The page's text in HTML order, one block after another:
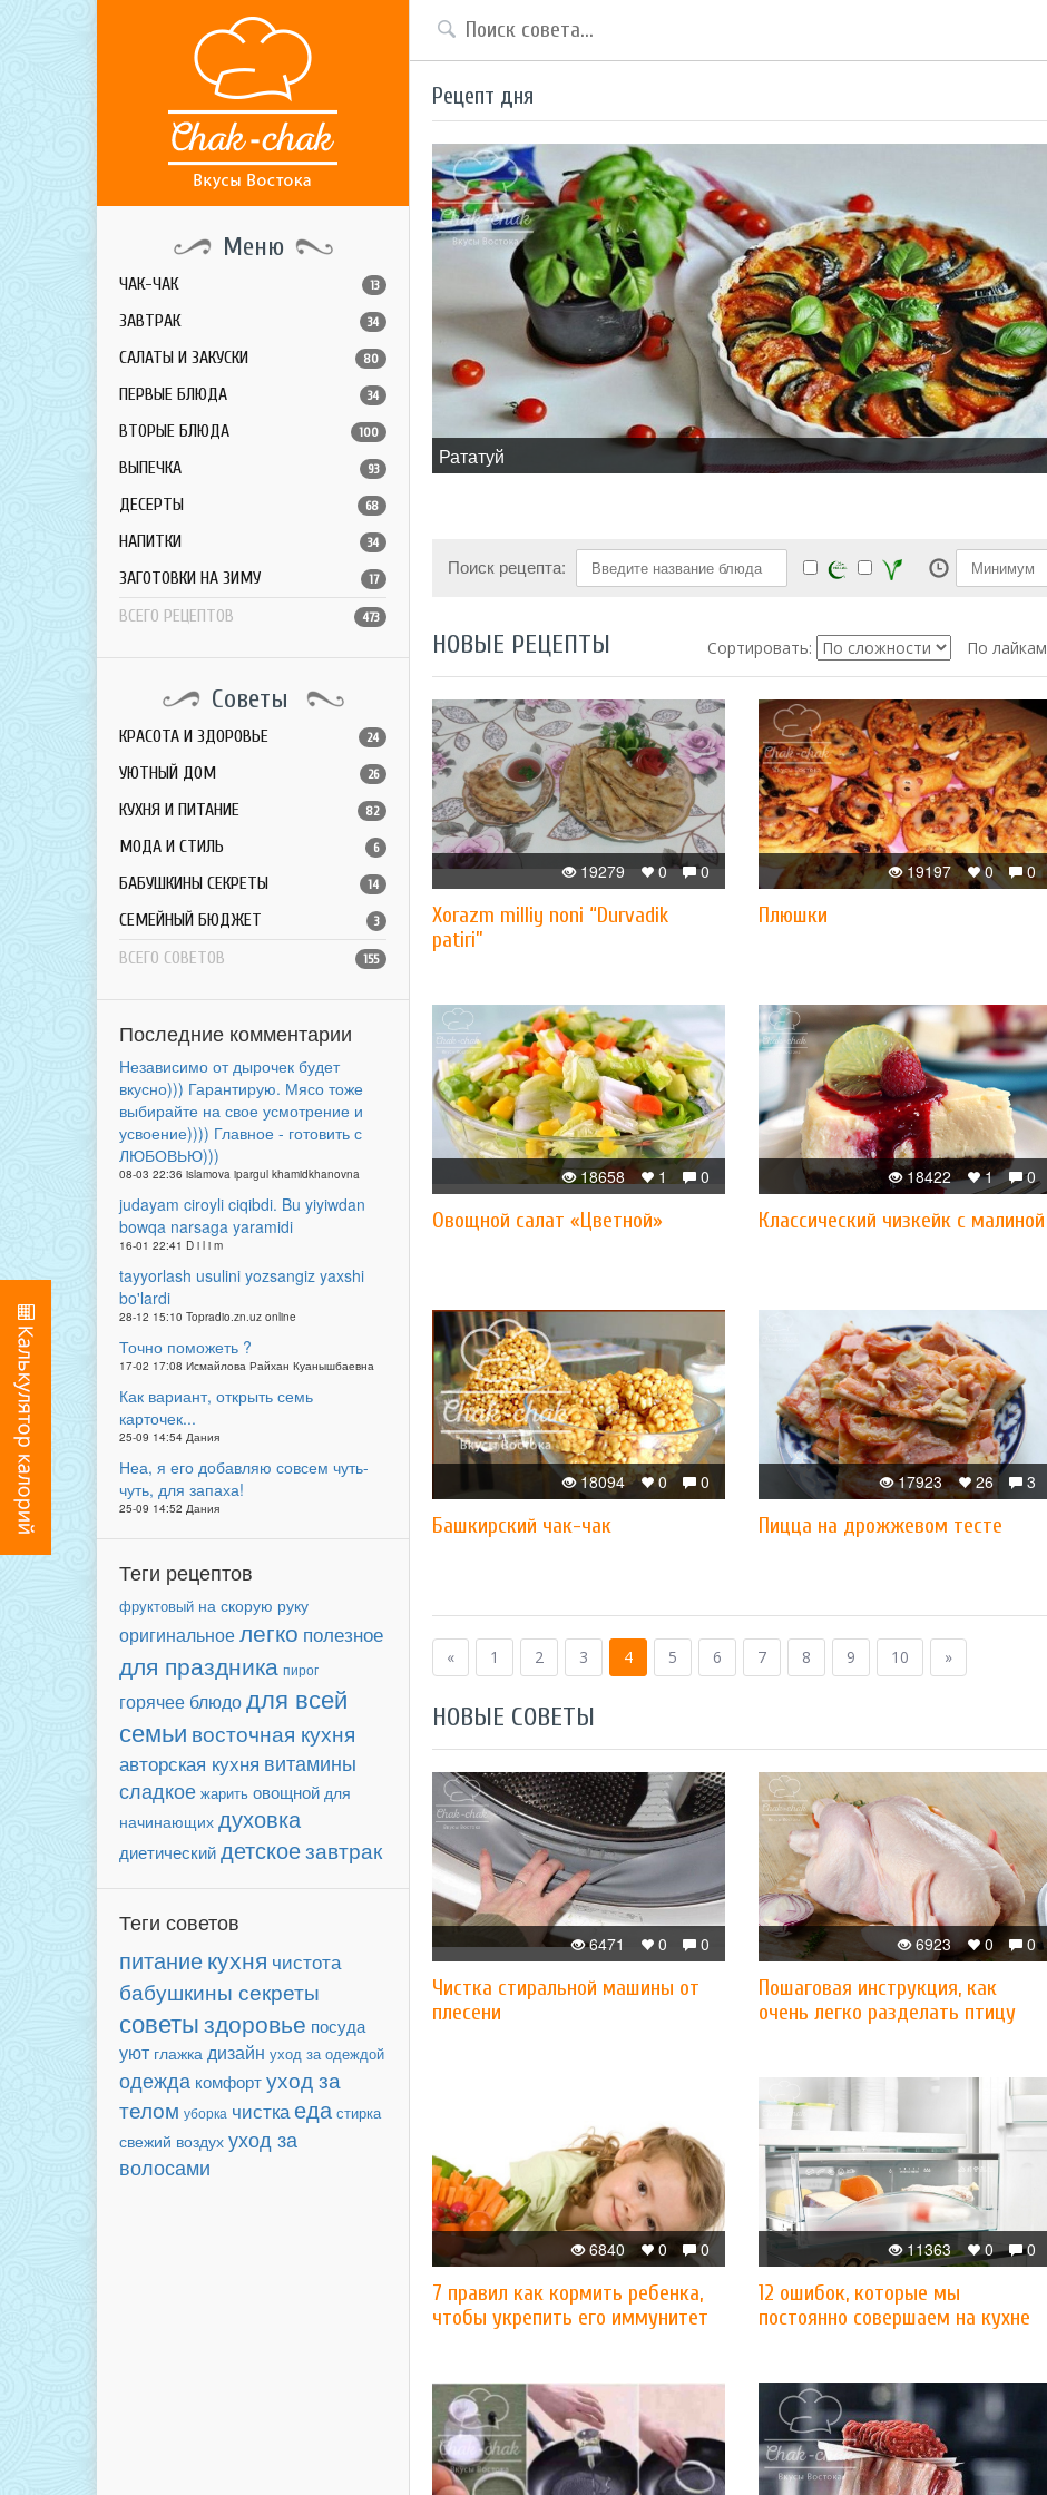
Меню
ЧАК-ЧАК 13
ЗАВТРАК 34
САЛАТЫ И ЗАКУСКИ 80
ПЕРВЫЕ БЛЮДА 34
ВТОРЫЕ БЛЮДА 100
ВЫПЕЧКА 93
ДЕСЕРТЫ 68
НАПИТКИ 34
ЗАГОТОВКИ НА ЗИМУ 17
ВСЕГО РЕЦЕПТОВ 473
Советы
КРАСОТА И ЗДОРОВЬЕ 24
УЮТНЫЙ ДОМ 26
КУХНЯ И ПИТАНИЕ 82
МОДА И СТИЛЬ 6
БАБУШКИНЫ СЕКРЕТЫ 14
СЕМЕЙНЫЙ БЮДЖЕТ 3
ВСЕГО СОВЕТОВ 155
Последние комментарии
Независимо от дырочек будет
вкусно))) Гарантирую. Мясо тоже
выбирайте на свое усмотрение и
усвоение)))) Главное - готовить с
ЛЮБОВЬЮ)))
08-03 22:36 islamova ipargul khamidkhanovna
judayam ciroyli ciqibdi. Bu yiyiwdan
bowqa narsaga yaramidi
16-01 22:41 D i l i m
tayyorlash usulini yozsangiz yaxshi
bo'lardi
28-12 15:10 Topradio.zn.uz online
Точно поможеть ?
17-02 17:08 Исмайлова Райхан Куанышбаевна
Как вариант, открыть семь
карточек...
25-09 14:54 Дания
Неа, я его добавляю совсем чуть-
чуть, для запаха!
25-09 14:52 Дания
Теги рецептов
фруктовый на скорую руку
оригинальноелегко полезное
для праздника пирог
горячее блюдодля всей
семьи восточная кухня
авторская кухня витамины
сладкое жарить овощной для
начинающих духовка
диетическийдетскоезавтрак
Теги советов
питаниекухня чистота
бабушкины секреты
советыздоровье посуда
уют глажка дизайн уход за одеждой
одежда комфортуход за
телом уборка чисткаеда стирка
свежий воздух уход за
волосами
Рецепт дня
​Рататуй
Поиск рецепта:
НОВЫЕ РЕЦЕПТЫ Сортировать: По лайкам
0
0
19279
Xorazm milliy noni “Durvadik
patiri”
0
0
19197
Плюшки
0
1
18658
Овощной салат «Цветной»
0
1
18422
Классический чизкейк с малиной
0
0
18094
Башкирский чак-чак
3
26
17923
Пицца на дрожжевом тесте
« 1 2 3 4 5 6 7 8 9 10 »
НОВЫЕ СОВЕТЫ
0
0
6471
Чистка стиральной машины от
плесени
0
0
6923
Пошаговая инструкция, как
очень легко разделать птицу
0
0
6840
7 правил как кормить ребенка,
чтобы укрепить его иммунитет
0
0
11363
12 ошибок, которые мы
постоянно совершаем на кухне